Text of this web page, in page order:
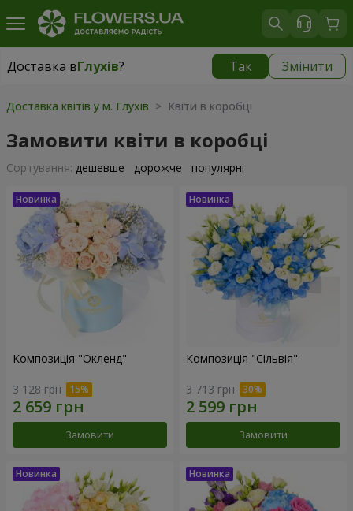
Доставка вГлухів? Так Змінити
Доставка вГлухів|
Доставка квітів у м. Глухів > Квіти в коробці
Замовити квіти в коробці
Сортування: дешевше дорожче популярні
Композиція "Окленд"
3 128 грн
Замовити
Композиція "Сільвія"
3 713 грн
Замовити